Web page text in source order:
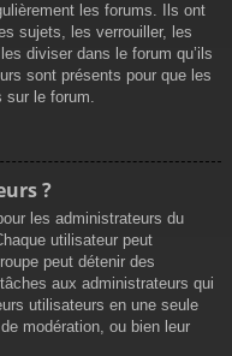
les forums. Ils ont
sujets, les verrouiller, les
diviser dans le forum qu’ils
sont présents pour que les
sur le forum.
?
les administrateurs du
utilisateur peut
peut détenir des
aux administrateurs qui
utilisateurs en une seule
modération, ou bien leur